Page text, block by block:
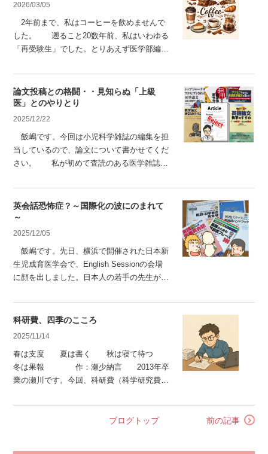
整形外科、眼科、耳鼻咽喉科、泌尿器科、皮
2026/03/05
2年前まで、私はコーヒーを飲めませんで
した。 遡ること20数年前、私はいわゆる
「再受験生」でした。とりあえず医学部編入
入試の勉強に切り替えました。ほぼゼロの頭
でスタートして、年明けのセンター試験（今
の共通テスト）まで2ヵ月強しかないという
崖っぷち状態で、毎朝7時～8時半まで勉強、
論文投稿との格闘・・見知らぬ「上級
医」とのやりとり
2025/12/22
飯嶋です。今回は小児科学雑誌の編集を担
当しているので、論文について書かせてくだ
さい。 私が初めて査読のある医学雑誌に
年ぶりに浜松医大に戻った時でした。 研修
医の頃から学会や研究会での発表はそれなり
に経験してきました。しかし、それを論文に
しようとは思いませんでした。赴任した各病
英会話恐怖症？～国際化の波にのまれて
～
2025/12/05
飯嶋です。先日、横浜で開催された日本新
生児成育医学会で、English Sessionの会場
に顔を出しました。日本人の若手の先生が英
も少したどたどしいながら、必死にやり取り
している姿がとても印象的でした。私はとい
は、韓国やヨーロッパの医学生が
科研費、四季のこころ
2025/11/14
春は支度 夏は書く 秋は寝て待つ
冬は果報 作：瀬少納言 2013年卒
業の瀬川です。今回、科研費（科学研究費助
原稿を書く機会をいただきました。正直に言
えば、私のような若手が科研費について語る
ブログトップ 前の記事